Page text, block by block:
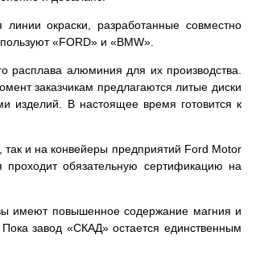
окраски, разработанные совместно
«FORD» и «BMW».
расплава алюминия для их производства.
заказчикам предлагаются литые диски
изделий. В настоящее время готовится к
и на конвейеры предприятий Ford Motor
обязательную сертификацию на
имеют повышенное содержание магния и
завод «СКАД» остается единственным